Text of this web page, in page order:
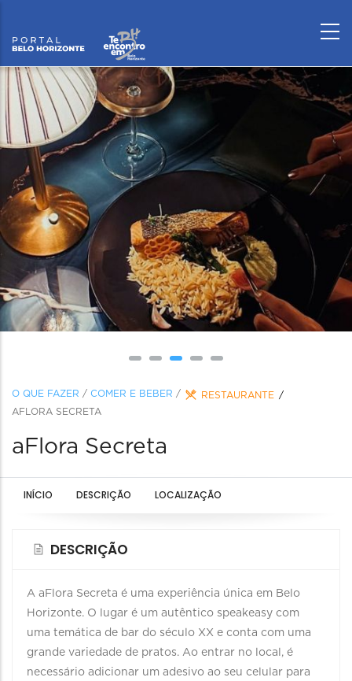
O QUE FAZER / COMER E BEBER /
RESTAURANTE
AFLORA SECRETA
aFlora Secreta
INÍCIO DESCRIÇÃO LOCALIZAÇÃO
DESCRIÇÃO
A aFlora Secreta é uma experiência única em Belo
Horizonte. O lugar é um autêntico speakeasy com
uma temática de bar do século XX e conta com uma
grande variedade de pratos. Ao entrar no local, é
necessário adicionar um adesivo ao seu celular para